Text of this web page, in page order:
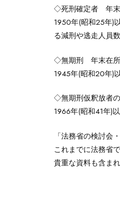
◇死刑確定者 年末
1950年(昭和25年)
る減刑や逃走人員
◇無期刑 年末在所
1945年(昭和20年)
◇無期刑仮釈放者
1966年(昭和41年)
「法務省の検討会
これまでに法務省
貴重な資料も含ま